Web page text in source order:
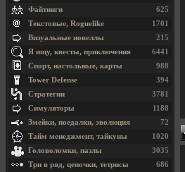
625
Файтинги
1701
Текстовые, Roguelike
215
Визуальные новеллы
6441
Я ищу, квесты, приключения
988
Спорт, настольные, карты
394
Tower Defense
3781
Стратегии
1188
Симуляторы
72
Змейки, поедалки, эволюция
1020
Тайм менеджмент, тайкуны
3035
Головоломки, пазлы
686
Три в ряд, цепочки, тетрисы